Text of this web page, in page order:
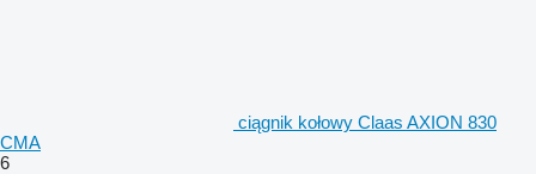
ciągnik kołowy Claas AXION 830
CMA
6